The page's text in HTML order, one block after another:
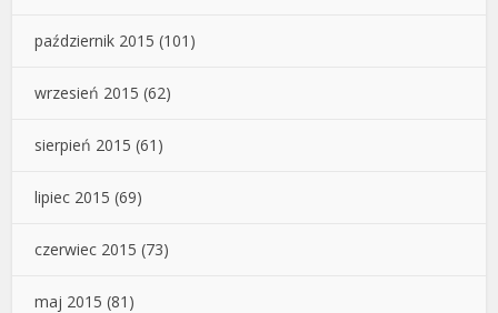
październik 2015 (101)
wrzesień 2015 (62)
sierpień 2015 (61)
lipiec 2015 (69)
czerwiec 2015 (73)
maj 2015 (81)